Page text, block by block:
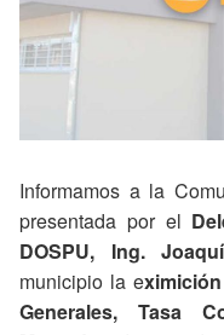
Informamos a la
presentada por el
DOSPU, Ing.
municipio la e
Generales, Tasa